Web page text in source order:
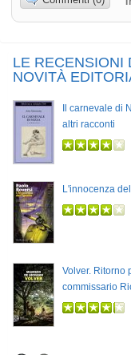
LE RECENSIONI
NOVITÀ
Il carnevale di
altri racconti
L'innocenza
Volver. Ritorno
commissario